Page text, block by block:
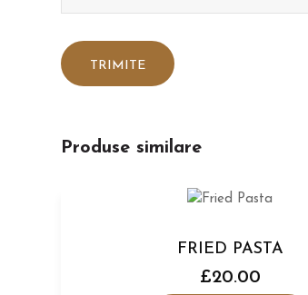
Produse similare
FRIED PASTA
£20.00